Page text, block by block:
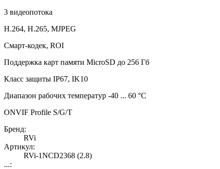
3 видеопотока
H.264, H.265, MJPEG
Смарт-кодек, ROI
Поддержка карт памяти MicroSD до 256 Гб
Класс защиты IP67, IK10
Диапазон рабочих температур -40 ... 60 °С
ONVIF Profile S/G/T
Бренд:
RVi
Артикул:
RVi-1NCD2368 (2.8)
...: